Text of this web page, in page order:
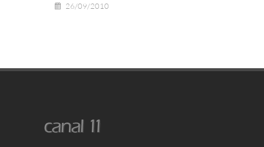
26/09/2010